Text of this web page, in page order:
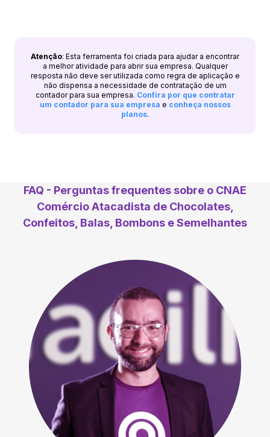
Atenção: Esta ferramenta foi criada para ajudar a encontrar
a melhor atividade para abrir sua empresa. Qualquer
resposta não deve ser utilizada como regra de aplicação e
não dispensa a necessidade de contratação de um
contador para sua empresa. Confira por que contratar
um contador para sua empresa e conheça nossos
planos.
FAQ - Perguntas frequentes sobre o CNAE
Comércio Atacadista de Chocolates,
Confeitos, Balas, Bombons e Semelhantes